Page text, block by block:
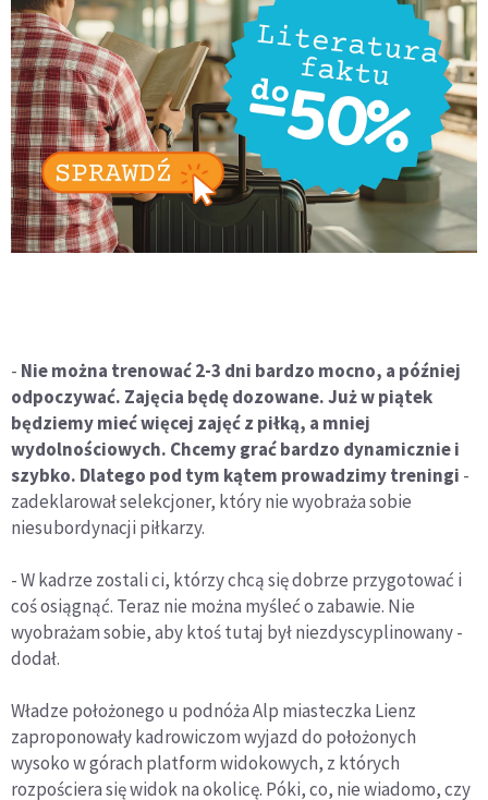
- Nie można trenować 2-3 dni bardzo mocno, a później
odpoczywać. Zajęcia będę dozowane. Już w piątek
będziemy mieć więcej zajęć z piłką, a mniej
wydolnościowych. Chcemy grać bardzo dynamicznie i
szybko. Dlatego pod tym kątem prowadzimy treningi -
zadeklarował selekcjoner, który nie wyobraża sobie
niesubordynacji piłkarzy.
- W kadrze zostali ci, którzy chcą się dobrze przygotować i
coś osiągnąć. Teraz nie można myśleć o zabawie. Nie
wyobrażam sobie, aby ktoś tutaj był niezdyscyplinowany -
dodał.
Władze położonego u podnóża Alp miasteczka Lienz
zaproponowały kadrowiczom wyjazd do położonych
wysoko w górach platform widokowych, z których
rozpościera się widok na okolicę. Póki, co, nie wiadomo, czy